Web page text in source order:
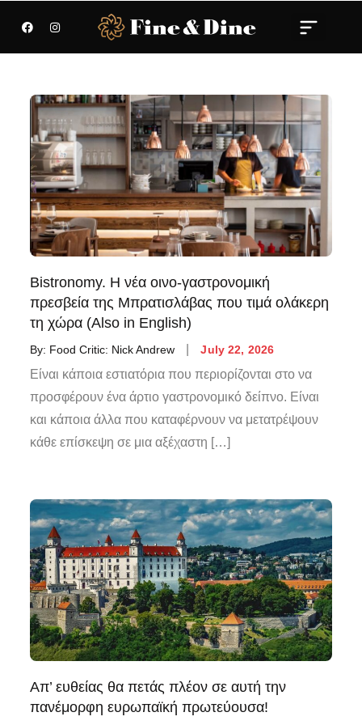
Bistronomy. Η νέα οινο-γαστρονομική
πρεσβεία της Μπρατισλάβας που τιμά ολάκερη
τη χώρα (Also in English)
By: Food Critic: Nick Andrew July 22, 2026
Είναι κάποια εστιατόρια που περιορίζονται στο να
προσφέρουν ένα άρτιο γαστρονομικό δείπνο. Είναι
και κάποια άλλα που καταφέρνουν να μετατρέψουν
κάθε επίσκεψη σε μια αξέχαστη […]
Απ’ ευθείας θα πετάς πλέον σε αυτή την
πανέμορφη ευρωπαϊκή πρωτεύουσα!